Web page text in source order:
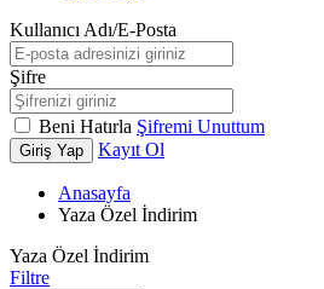
Kullanıcı Adı/E-Posta
Şifre
Beni Hatırla Şifremi Unuttum
Giriş Yap Kayıt Ol
Anasayfa
Yaza Özel İndirim
Yaza Özel İndirim
Filtre